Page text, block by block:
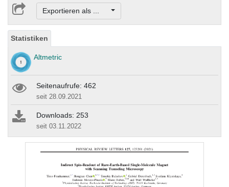
Exportieren als ...
Statistiken
Altmetric
Seitenaufrufe: 462
seit 28.09.2021
Downloads: 253
seit 03.11.2022